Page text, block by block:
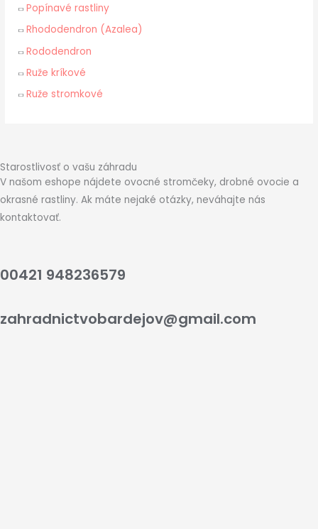
Popínavé rastliny
Rhododendron (Azalea)
Rododendron
Ruže kríkové
Ruže stromkové
Starostlivosť o vašu záhradu
V našom eshope nájdete ovocné stromčeky, drobné ovocie a
okrasné rastliny. Ak máte nejaké otázky, neváhajte nás
kontaktovať.
00421 948236579
zahradnictvobardejov@gmail.com